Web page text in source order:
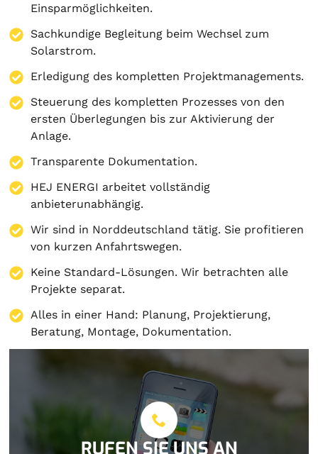
Einsparmöglichkeiten.
Sachkundige Begleitung beim Wechsel zum
Solarstrom.
Erledigung des kompletten Projektmanagements.
Steuerung des kompletten Prozesses von den
ersten Überlegungen bis zur Aktivierung der
Anlage.
Transparente Dokumentation.
HEJ ENERGI arbeitet vollständig
anbieterunabhängig.
Wir sind in Norddeutschland tätig. Sie profitieren
von kurzen Anfahrtswegen.
Keine Standard-Lösungen. Wir betrachten alle
Projekte separat.
Alles in einer Hand: Planung, Projektierung,
Beratung, Montage, Dokumentation.
RUFEN SIE UNS AN